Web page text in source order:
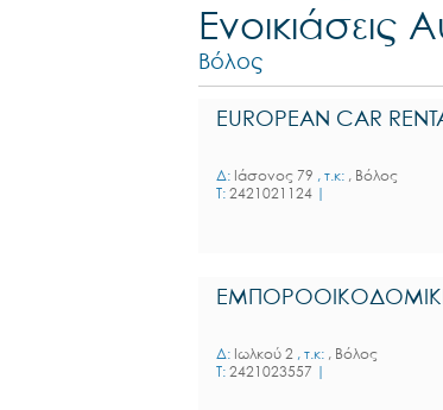
Ενοικιάσεις
Βόλος
EUROPEAN CAR
Δ: Ιάσονος 79 , τ.κ: , Βόλος
T: 2421021124 |
ΕΜΠΟΡΟΟΙΚΟΔΟΜΙΚΗ
Δ: Ιωλκού 2 , τ.κ: , Βόλος
T: 2421023557 |